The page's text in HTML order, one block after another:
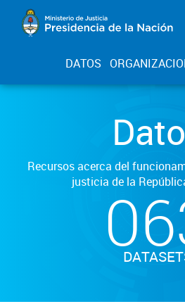
DATOS
Recursos acerca del
justicia de la